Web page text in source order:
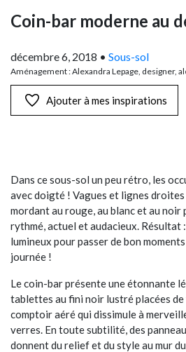
Coin-bar moderne au
décembre 6, 2018 • Sous-sol
Aménagement : Alexandra Lepage, designer,
Ajouter à mes inspirations
Dans ce sous-sol un peu rétro, les
avec doigté ! Vagues et lignes
mordant au rouge, au blanc et au noir
rythmé, actuel et audacieux. Résultat
lumineux pour passer de bon
journée !
Le coin-bar présente une étonnante
tablettes au fini noir lustré placées
comptoir aéré qui dissimule à
verres. En toute subtilité, des
donnent du relief et du style au mur